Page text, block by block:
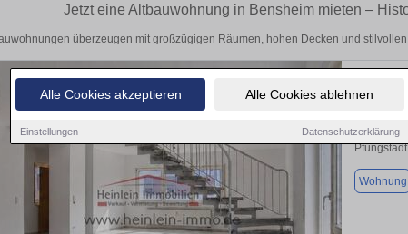
Alle Cookies akzeptieren Alle Cookies ablehnen
Einstellungen Datenschutzerklärung
Jetzt eine Altbauwohnung in Bensheim mieten –
überzeugen mit großzügigen Räumen, hohen Decken und
3 ZKBB
Wohnung